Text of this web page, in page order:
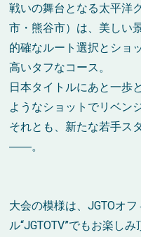
戦いの舞台となる太平洋
市・熊谷市）は、美しい
的確なルート選択とショ
高いタフなコース。
日本タイトルにあと一歩
ようなショットでリベン
それとも、新たな若手ス
――。
大会の模様は、JGTOオ
ル“JGTOTV”でもお楽しみ